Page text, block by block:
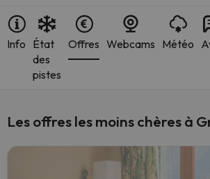
Info État
des
pistes
Offres Webcams Météo
Les offres les moins chères à